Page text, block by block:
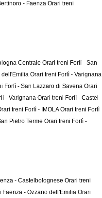
- Faenza Orari treni
Centrale Orari treni Forlì - San
dell'Emilia Orari treni Forlì - Varignana
Forlì - San Lazzaro di Savena Orari
- Varignana Orari treni Forlì - Castel
treni Forlì - IMOLAOrari treni Forlì
Pietro Terme Orari treni Forlì -
- Castelbolognese Orari treni
Faenza - Ozzano dell'Emilia Orari